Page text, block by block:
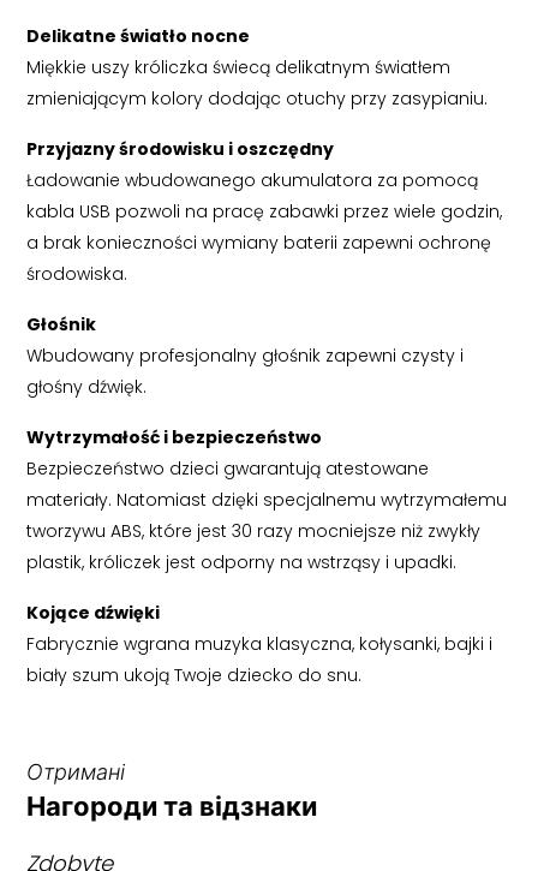
Delikatne światło nocne
Miękkie uszy króliczka świecą delikatnym światłem
zmieniającym kolory dodając otuchy przy zasypianiu.
Przyjazny środowisku i oszczędny
Ładowanie wbudowanego akumulatora za pomocą
kabla USB pozwoli na pracę zabawki przez wiele godzin,
a brak konieczności wymiany baterii zapewni ochronę
środowiska.
Głośnik
Wbudowany profesjonalny głośnik zapewni czysty i
głośny dźwięk.
Wytrzymałość i bezpieczeństwo
Bezpieczeństwo dzieci gwarantują atestowane
materiały. Natomiast dzięki specjalnemu wytrzymałemu
tworzywu ABS, które jest 30 razy mocniejsze niż zwykły
plastik, króliczek jest odporny na wstrząsy i upadki.
Kojące dźwięki
Fabrycznie wgrana muzyka klasyczna, kołysanki, bajki i
biały szum ukoją Twoje dziecko do snu.
Отримані
Нагороди та відзнаки
Zdobyte